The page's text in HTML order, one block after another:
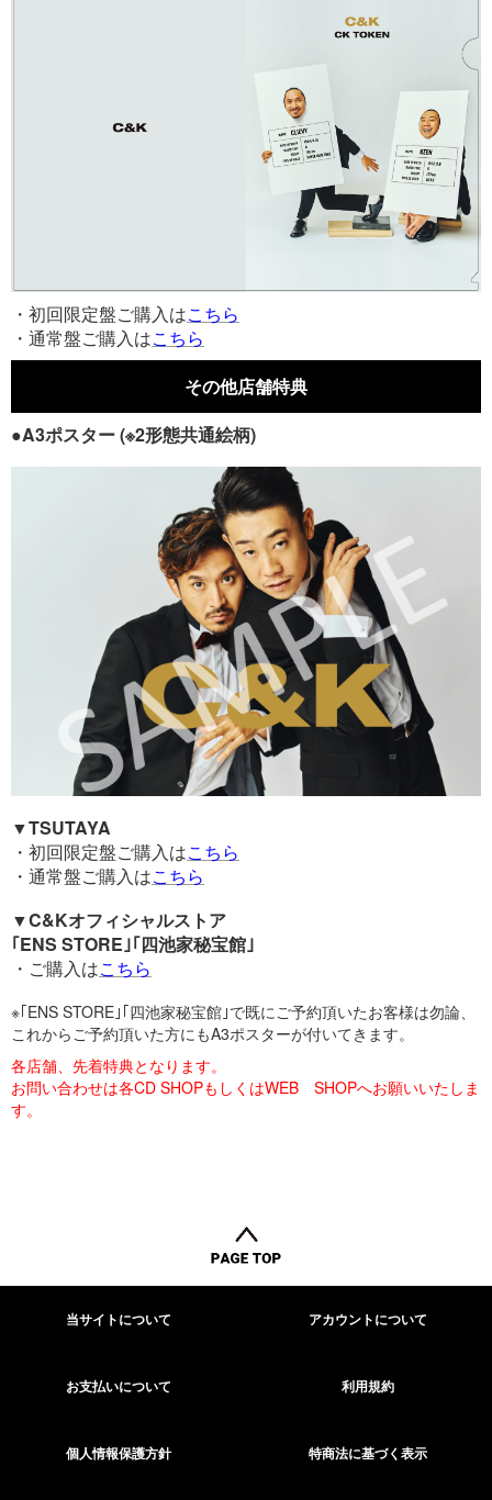
・初回限定盤ご購入はこちら
・通常盤ご購入はこちら
その他店舗特典
●A3ポスター (※2形態共通絵柄)
▼TSUTAYA
・初回限定盤ご購入はこちら
・通常盤ご購入はこちら
▼C&Kオフィシャルストア
｢ENS STORE｣｢四池家秘宝館｣
・ご購入はこちら
※｢ENS STORE｣｢四池家秘宝館｣で既にご予約頂いたお客様は勿論、
これからご予約頂いた方にもA3ポスターが付いてきます。
各店舗、先着特典となります。
お問い合わせは各CD SHOPもしくはWEB SHOPへお願いいたしま
す。
当サイトについて アカウントについて
お支払いについて 利用規約
個人情報保護方針 特商法に基づく表示